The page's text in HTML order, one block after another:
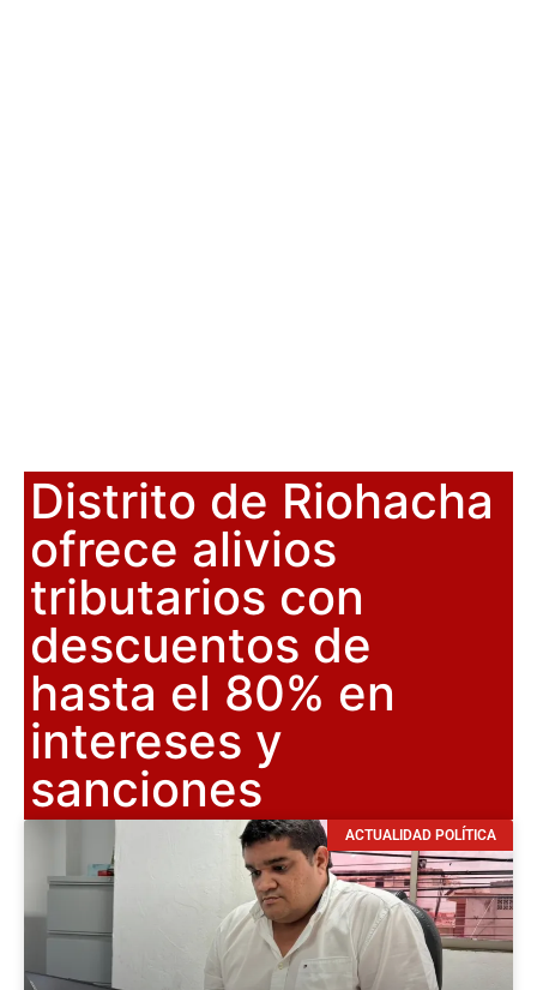
Distrito de Riohacha
ofrece alivios
tributarios con
descuentos de
hasta el 80% en
intereses y
sanciones
ACTUALIDAD POLÍTICA